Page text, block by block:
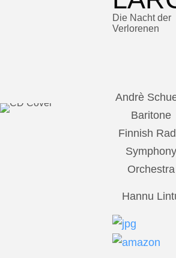
Die Nacht der
Verlorenen
Andrè
Baritone
Finnish
Symphony
Orchestra
Hannu